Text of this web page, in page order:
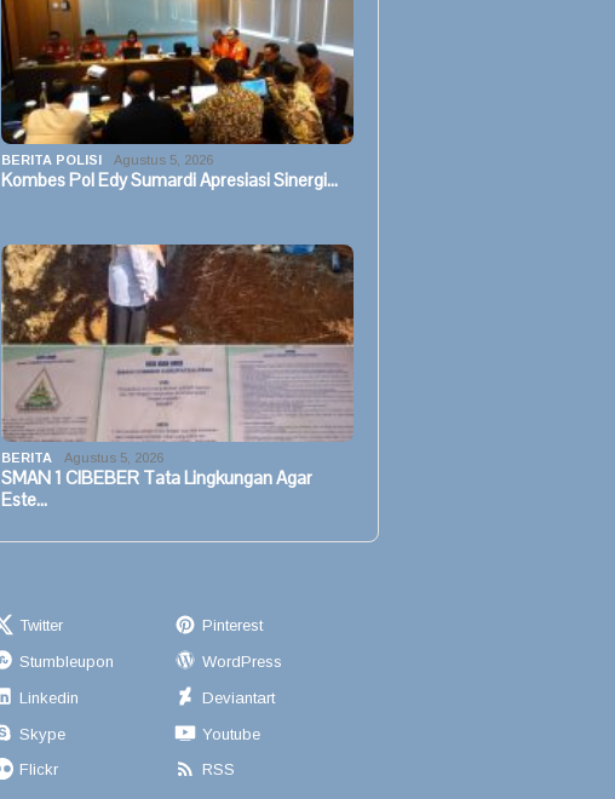
BERITA POLISI Agustus 5, 2026
Kombes Pol Edy Sumardi Apresiasi Sinergi…
BERITA Agustus 5, 2026
SMAN 1 CIBEBER Tata Lingkungan Agar
Este…
Twitter
Pinterest
Stumbleupon
WordPress
Linkedin
Deviantart
Skype
Youtube
Flickr RSS